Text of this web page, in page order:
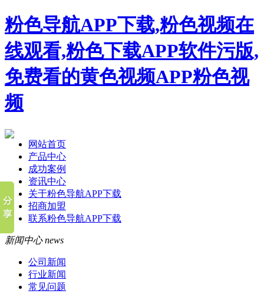
粉色导航APP下载,粉色视频在
线观看,粉色下载APP软件污版,
免费看的黄色视频APP粉色视
频
网站首页
产品中心
成功案例
资讯中心
关于粉色导航APP下载
招商加盟
联系粉色导航APP下载
新闻中心 news
公司新闻
行业新闻
常见问题